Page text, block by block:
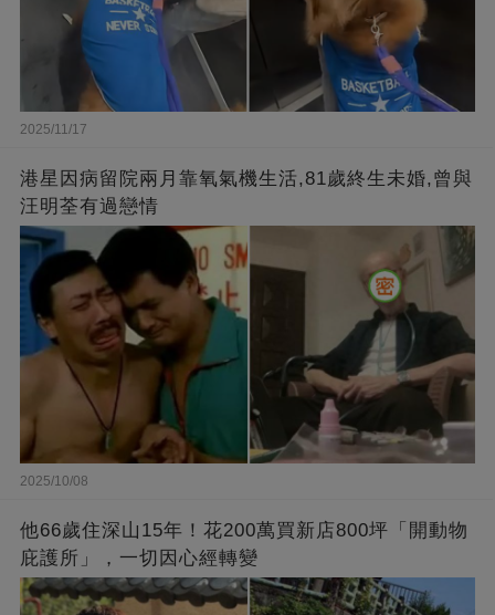
2025/11/17
港星因病留院兩月靠氧氣機生活,81歲終生未婚,曾與
汪明荃有過戀情
2025/10/08
他66歲住深山15年！花200萬買新店800坪「開動物
庇護所」，一切因心經轉變